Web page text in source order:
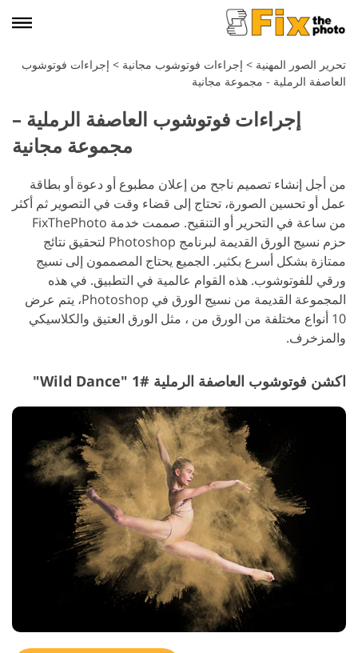
تحرير الصور المهنية > إجراءات فوتوشوب مجانية > إجراءات فوتوشوب
العاصفة الرملية - مجموعة مجانية
إجراءات فوتوشوب العاصفة الرملية –
مجموعة مجانية
من أجل إنشاء تصميم ناجح من إعلان مطبوع أو دعوة أو بطاقة
عمل أو تحسين الصورة، تحتاج إلى قضاء وقت في التصوير ثم أكثر
من ساعة في التحرير أو التنقيح. صممت خدمة FixThePhoto
حزم نسيج الورق القديمة لبرنامج Photoshop لتحقيق نتائج
ممتازة بشكل أسرع بكثير. الجميع يحتاج المصممون إلى نسيج
ورقي للفوتوشوب. هذه القوام عالمية في التطبيق. في هذه
المجموعة القديمة من نسيج الورق في Photoshop، يتم عرض
10 أنواع مختلفة من الورق من ، مثل الورق العتيق والكلاسيكي
والمزخرف.
اكشن فوتوشوب العاصفة الرملية #1 "Wild Dance"